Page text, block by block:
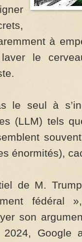
à
le
le seul à
(LLM) tels
énormités),
de M.
fédéral
son
Google